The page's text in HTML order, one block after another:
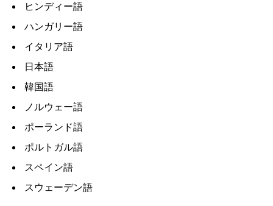
ヒンディー語
ハンガリー語
イタリア語
日本語
韓国語
ノルウェー語
ポーランド語
ポルトガル語
スペイン語
スウェーデン語